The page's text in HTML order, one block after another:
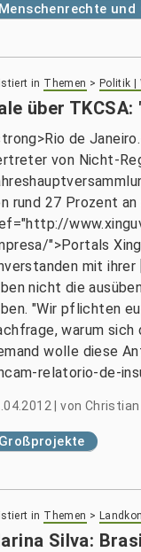
Menschenrechte
in Themen > Politik |
über
de
von Nicht-
rund 27 Prozent
">Portals
mit
nicht die
"Wir pflichten
warum
wolle diese
relatorio-de-
|von
Großprojekte
in Themen >
Silva: